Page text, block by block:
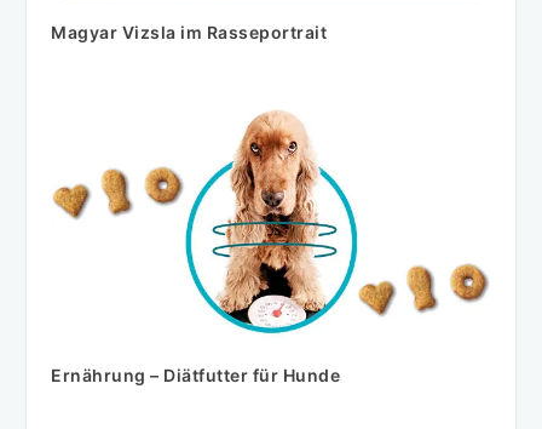
Magyar Vizsla im Rasseportrait
Ernährung – Diätfutter für Hunde